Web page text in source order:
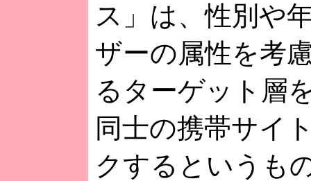
ス」は、性別や
ザーの属性を考
るターゲット層
同士の携帯サイ
クするというも